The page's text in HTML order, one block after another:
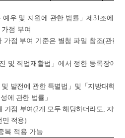
예우 및 지원에 관한 법률 」 제31조에 따
점 부여
가점 부여 기준은 별첨 파일 참조(관련
및 직업재활법 」 에서 정한 등록장애
발전에 관한 특별법 」 및 「지방대학 및
에 관한 법률 」
가점 부여(2개 모두 해당하더라도, 지역
만 적용)
복 적용 가능